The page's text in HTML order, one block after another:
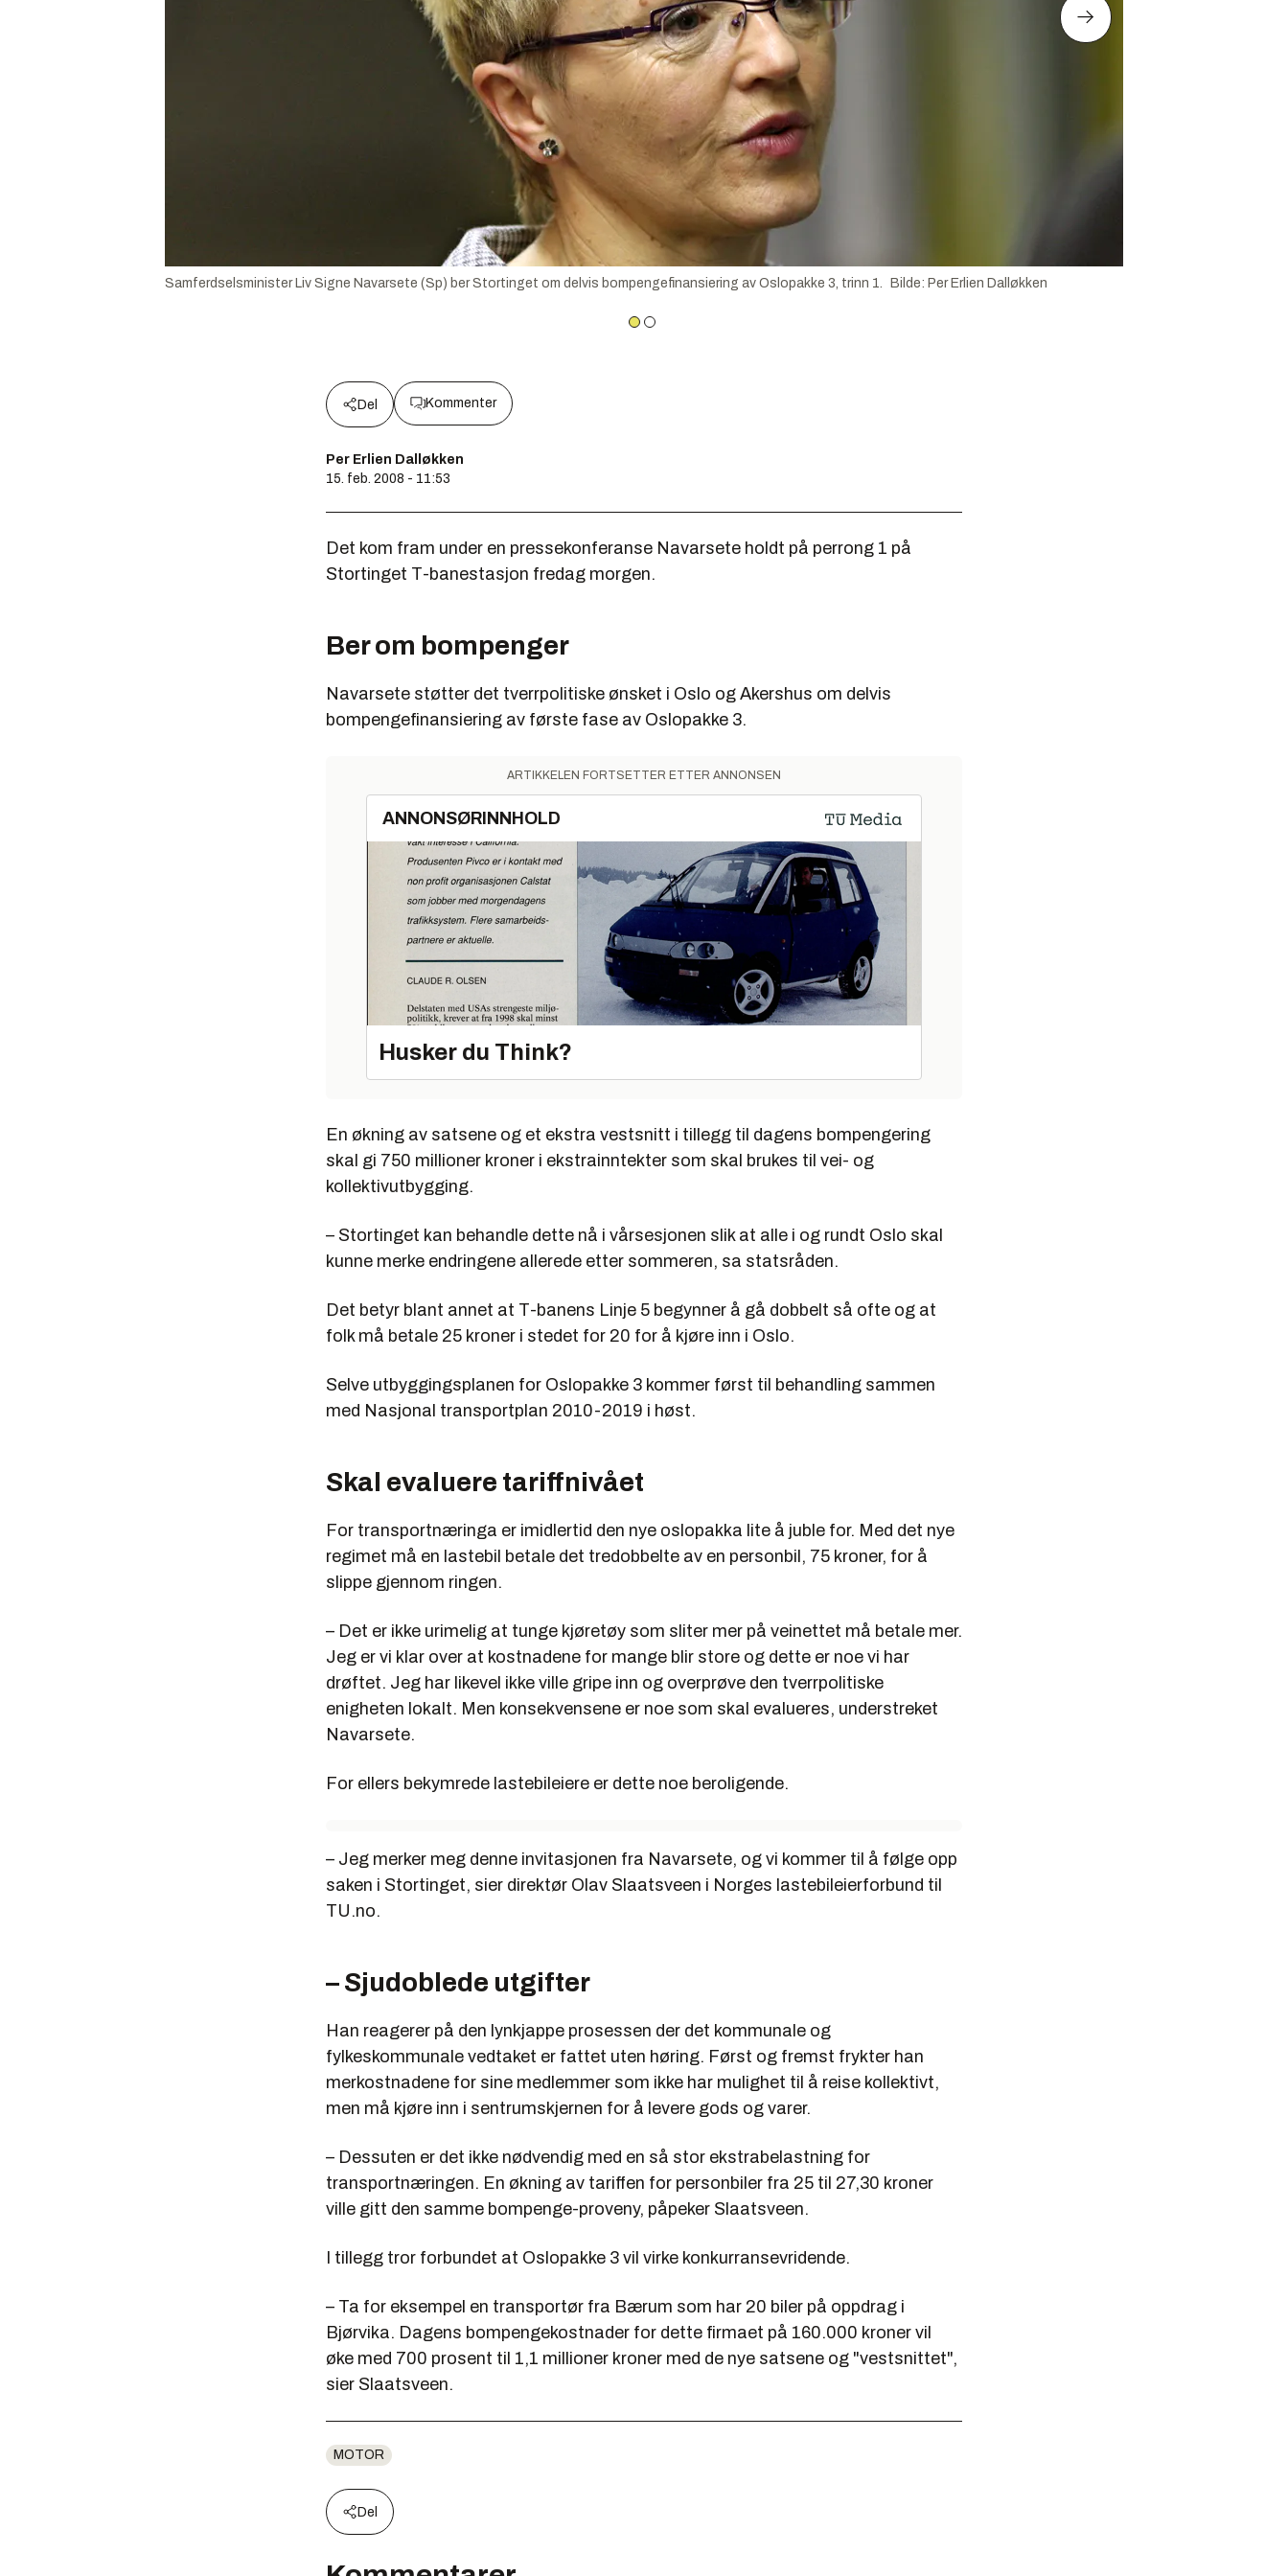
Samferdselsminister Liv Signe Navarsete (Sp) ber Stortinget om delvis bompengefinansiering av Oslopakke 3, trinn 1. Bilde: Per Erlien Dalløkken
Del Kommenter
Per Erlien Dalløkken
15. feb. 2008 - 11:53
Det kom fram under en pressekonferanse Navarsete holdt på perrong 1 på
Stortinget T-banestasjon fredag morgen.
Ber om bompenger
Navarsete støtter det tverrpolitiske ønsket i Oslo og Akershus om delvis
bompengefinansiering av første fase av Oslopakke 3.
ARTIKKELEN FORTSETTER ETTER ANNONSEN
ANNONSØRINNHOLD
Husker du Think?
En økning av satsene og et ekstra vestsnitt i tillegg til dagens bompengering
skal gi 750 millioner kroner i ekstrainntekter som skal brukes til vei- og
kollektivutbygging.
– Stortinget kan behandle dette nå i vårsesjonen slik at alle i og rundt Oslo skal
kunne merke endringene allerede etter sommeren, sa statsråden.
Det betyr blant annet at T-banens Linje 5 begynner å gå dobbelt så ofte og at
folk må betale 25 kroner i stedet for 20 for å kjøre inn i Oslo.
Selve utbyggingsplanen for Oslopakke 3 kommer først til behandling sammen
med Nasjonal transportplan 2010-2019 i høst.
Skal evaluere tariffnivået
For transportnæringa er imidlertid den nye oslopakka lite å juble for. Med det nye
regimet må en lastebil betale det tredobbelte av en personbil, 75 kroner, for å
slippe gjennom ringen.
– Det er ikke urimelig at tunge kjøretøy som sliter mer på veinettet må betale mer.
Jeg er vi klar over at kostnadene for mange blir store og dette er noe vi har
drøftet. Jeg har likevel ikke ville gripe inn og overprøve den tverrpolitiske
enigheten lokalt. Men konsekvensene er noe som skal evalueres, understreket
Navarsete.
For ellers bekymrede lastebileiere er dette noe beroligende.
– Jeg merker meg denne invitasjonen fra Navarsete, og vi kommer til å følge opp
saken i Stortinget, sier direktør Olav Slaatsveen i Norges lastebileierforbund til
TU.no.
– Sjudoblede utgifter
Han reagerer på den lynkjappe prosessen der det kommunale og
fylkeskommunale vedtaket er fattet uten høring. Først og fremst frykter han
merkostnadene for sine medlemmer som ikke har mulighet til å reise kollektivt,
men må kjøre inn i sentrumskjernen for å levere gods og varer.
– Dessuten er det ikke nødvendig med en så stor ekstrabelastning for
transportnæringen. En økning av tariffen for personbiler fra 25 til 27,30 kroner
ville gitt den samme bompenge-proveny, påpeker Slaatsveen.
I tillegg tror forbundet at Oslopakke 3 vil virke konkurransevridende.
– Ta for eksempel en transportør fra Bærum som har 20 biler på oppdrag i
Bjørvika. Dagens bompengekostnader for dette firmaet på 160.000 kroner vil
øke med 700 prosent til 1,1 millioner kroner med de nye satsene og "vestsnittet",
sier Slaatsveen.
MOTOR
Del